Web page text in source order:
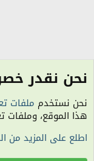
الزينة والعناية بالجسم
الكوكيز
نحن نقدر
نحن نستخدم ملفات
هذا الموقع، وملفات
اطلع على المزيد من